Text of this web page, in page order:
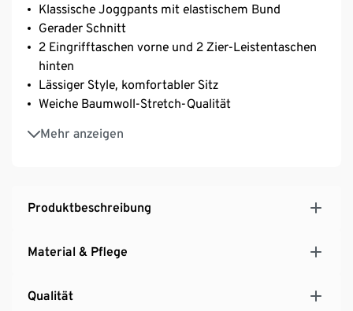
Klassische Joggpants mit elastischem Bund
Gerader Schnitt
2 Eingrifftaschen vorne und 2 Zier-Leistentaschen
hinten
Lässiger Style, komfortabler Sitz
Weiche Baumwoll-Stretch-Qualität
Mehr anzeigen
Mit Baumwolle
Softes, elastisches Material mit der Faser Creora® –
Produktbeschreibung
Material & Pflege
Qualität